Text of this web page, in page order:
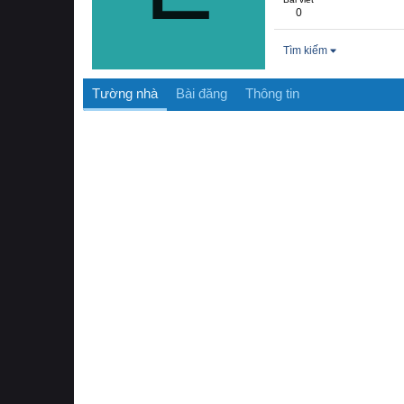
0
Tìm kiếm
Tường nhà Bài đăng Thông tin